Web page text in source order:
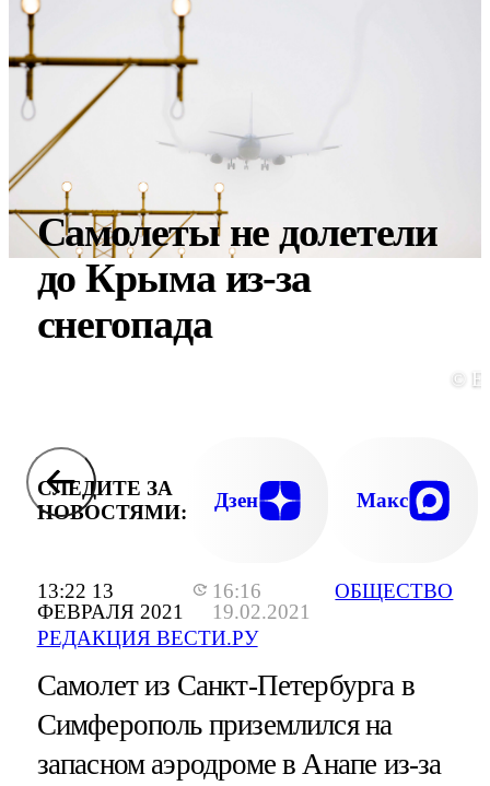
13:22 13
ФЕВРАЛЯ 2021
16:16
19.02.2021
РЕДАКЦИЯ ВЕСТИ.РУ
ОБЩЕСТВО
Самолеты не долетели
до Крыма из-за
снегопада
©
СЛЕДИТЕ ЗА
НОВОСТЯМИ:
Дзен Макс
Самолет из Санкт-Петербурга в
Симферополь приземлился на
запасном аэродроме в Анапе из-за